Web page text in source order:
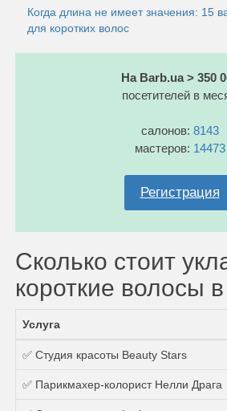
Когда длина не имеет значения: 15
для коротких волос
На Barb.ua > 350
посетителей в
салонов: 8143
мастеров: 14473
Регистрация
Сколько стоит
короткие волосы
Услуга
✅ Студия красоты Beauty Stars
✅ Парикмахер-колорист Нелли Драга